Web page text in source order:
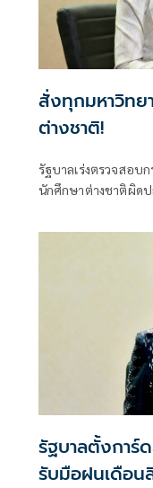
สั่งทุกมหาวิทย
ต่างชาติ!
รัฐบาลเร่งตรวจสอบ
นักศึกษาต่างชาติผิด
ผิดดำเนินการตามกฎ
รัฐบาลตั้งการ์
รับมือฝนเดือน